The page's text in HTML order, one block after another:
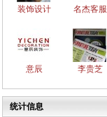
装饰设计 名杰客服
意辰 李贵芝
统计信息